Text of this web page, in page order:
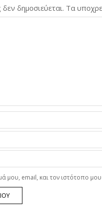
δημοσιεύεται. Τα
μου, email, και τον ιστότοπο